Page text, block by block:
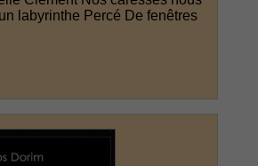
labyrinthe Percé De fenêtres